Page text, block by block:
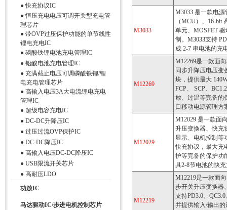
● 快充协议IC
● 恒压充电电压可调开关型充电管
理芯片
● 带OVP过压保护功能的单节线性
锂电充电IC
● 磷酸铁锂电池充电管理IC
● 铅酸电池充电管理IC
● 充满截止电压可调磷酸铁锂/锂
电充电管理芯片
● 高输入电压3A大电流锂电充电
管理IC
● 超级电容充电IC
● DC-DC升降压IC
● 过压过流OVP保护IC
● DC-DC降压IC
● 高输入电压DC-DC降压IC
● USB限流开关芯片
● 高耐压LDO
功放IC
马达驱动IC/步进电机控制芯片
M3033
M3033 是一款电
（MCU）、16-bit
单元、MOSFET
制。M3033支持
成 2-7 串电池的充
M12269
M12269是一款面
同步升降压电压变
块，提供最大
FCP、 SCP、
放、过温等完备的
口移动电源管理方
M12029
M12029 是一款面
升压变换器、快充
显示、电机控制等
快充协议，最大充
护等完备的保护功
具2-8节电池的快
M12219
M12219是一款面
步开关升压变换器
支持PD3.0、
并提供输入/输出